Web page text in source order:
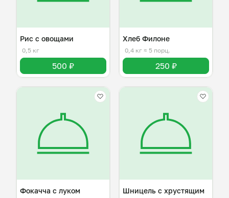
Рис с овощами
0,5 кг
500 ₽
Хлеб Филоне
0,4 кг ≈ 5 порц.
250 ₽
Фокачча с луком
Шницель с хрустящим